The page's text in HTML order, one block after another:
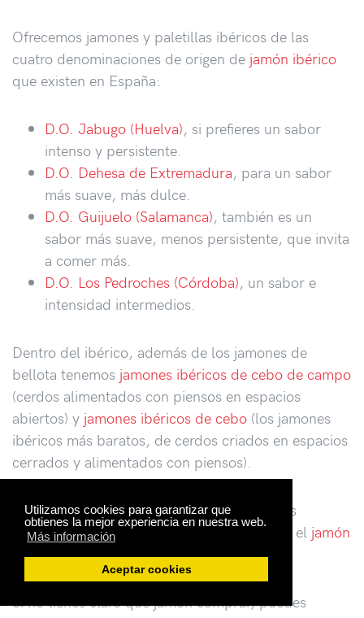
Utilizamos cookies para garantizar que
obtienes la mejor experiencia en nuestra web.
Más información
Aceptar cookies
Ofrecemos jamones y paletillas ibéricos de las
cuatro denominaciones de origen de jamón ibérico
que existen en España:
D.O. Jabugo (Huelva), si prefieres un sabor
intenso y persistente.
D.O. Dehesa de Extremadura, para un sabor
más suave, más dulce.
D.O. Guijuelo (Salamanca), también es un
sabor más suave, menos persistente, que invita
a comer más.
D.O. Los Pedroches (Córdoba), un sabor e
intensidad intermedios.
Dentro del ibérico, además de los jamones de
bellota tenemos jamones ibéricos de cebo de campo
(cerdos alimentados con piensos en espacios
abiertos) y jamones ibéricos de cebo (los jamones
ibéricos más baratos, de cerdos criados en espacios
cerrados y alimentados con piensos).
Para un presupuesto más ajustado, tenemos
jamones serranoscomo eljamón de Teruel , el jamón
de Serón, o eljamón y la paletilla Duroc
Si no tienes claro qué jamón comprar, puedes